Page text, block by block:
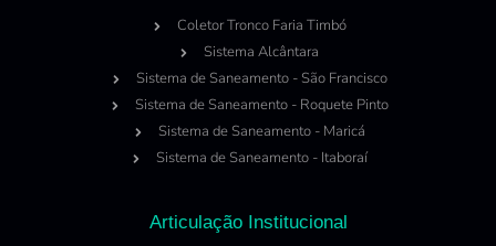
Coletor Tronco Faria Timbó
Sistema Alcântara
Sistema de Saneamento - São Francisco
Sistema de Saneamento - Roquete Pinto
Sistema de Saneamento - Maricá
Sistema de Saneamento - Itaboraí
Articulação Institucional